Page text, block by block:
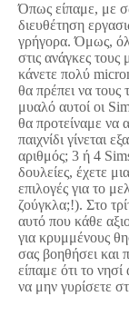
Όπως είπαμε, με
διευθέτηση
γρήγορα. Όμως,
στις ανάγκες
κάνετε πολύ
θα πρέπει να τους
μυαλό αυτοί οι
θα προτείναμε να
παιχνίδι γίνεται
αριθμός; 3 ή 4
δουλείες, έχετε
επιλογές για το
ζούγκλα;!). Στο
αυτό που κάθε
για κρυμμένους
σας βοηθήσει και
είπαμε ότι το νησί
να μην γυρίσετε